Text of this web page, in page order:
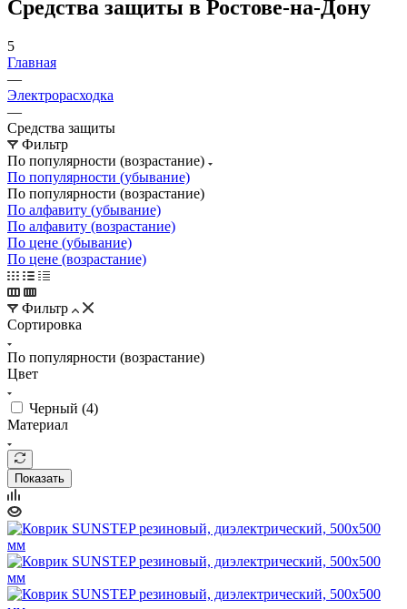
Средства защиты в Ростове-на-Дону
5
Главная
—
Электрорасходка
—
Средства защиты
Фильтр
По популярности (возрастание)
По популярности (убывание)
По популярности (возрастание)
По алфавиту (убывание)
По алфавиту (возрастание)
По цене (убывание)
По цене (возрастание)
Фильтр
Сортировка
По популярности (возрастание)
Цвет
Черный (4)
Материал
Показать